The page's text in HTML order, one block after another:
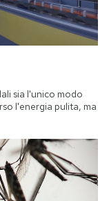
sia l'unico modo
l'energia pulita, ma